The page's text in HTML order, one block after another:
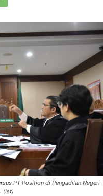
PT Position di Pengadilan Negeri
(Ist)